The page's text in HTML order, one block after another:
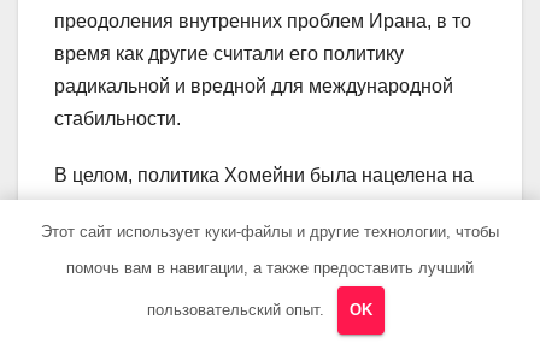
преодоления внутренних проблем Ирана, в то
время как другие считали его политику
радикальной и вредной для международной
стабильности.
В целом, политика Хомейни была нацелена на
на исламских принципах и справедливости. Его
реформы и политические меры привели к
значительным переменам в иранском
обществе и политике и оказали глубокое
Этот сайт использует куки-файлы и другие технологии, чтобы
помочь вам в навигации, а также предоставить лучший
пользовательский опыт. OK